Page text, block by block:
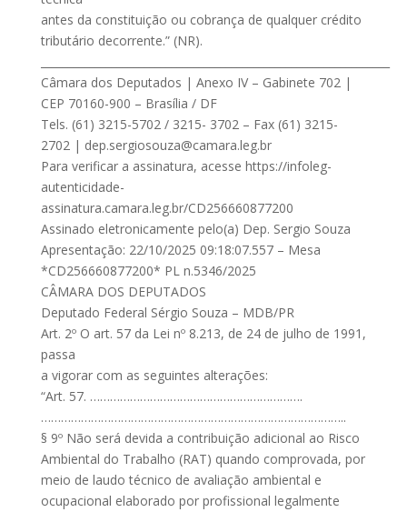
antes da constituição ou cobrança de qualquer crédito
tributário decorrente.” (NR).
Câmara dos Deputados | Anexo IV – Gabinete 702 |
CEP 70160-900 – Brasília / DF
Tels. (61) 3215-5702 / 3215- 3702 – Fax (61) 3215-
2702 | dep.sergiosouza@camara.leg.br
Para verificar a assinatura, acesse https://infoleg-
autenticidade-
assinatura.camara.leg.br/CD256660877200
Assinado eletronicamente pelo(a) Dep. Sergio Souza
Apresentação: 22/10/2025 09:18:07.557 – Mesa
*CD256660877200* PL n.5346/2025
CÂMARA DOS DEPUTADOS
Deputado Federal Sérgio Souza – MDB/PR
Art. 2º O art. 57 da Lei nº 8.213, de 24 de julho de 1991,
passa
a vigorar com as seguintes alterações:
“Art. 57. ……………………………………………………….
………………………………………………………………………………..
§ 9º Não será devida a contribuição adicional ao Risco
Ambiental do Trabalho (RAT) quando comprovada, por
meio de laudo técnico de avaliação ambiental e
ocupacional elaborado por profissional legalmente